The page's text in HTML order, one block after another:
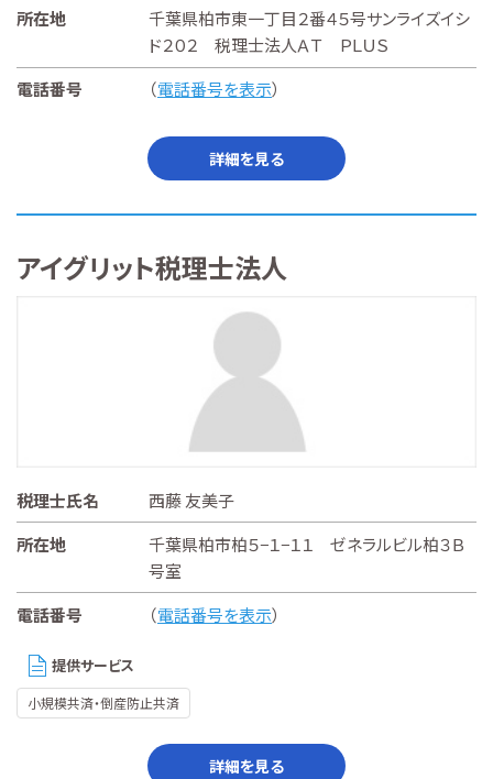
所在地
千葉県柏市東一丁目２番４５号サンライズイシ
ド２０２ 税理士法人ＡＴ ＰＬＵＳ
電話番号
（電話番号を表示）
詳細を見る
アイグリット税理士法人
税理士氏名
西藤 友美子
所在地
千葉県柏市柏５−１−１１ ゼネラルビル柏３Ｂ
号室
電話番号
（電話番号を表示）
提供サービス
小規模共済・倒産防止共済
詳細を見る